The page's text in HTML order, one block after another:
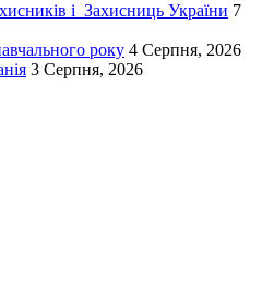
і Захисниць України 7
року 4 Серпня, 2026
3 Серпня, 2026